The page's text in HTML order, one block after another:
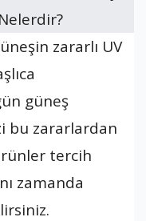
zararlı UV
güneş
bu zararlardan
tercih
zamanda